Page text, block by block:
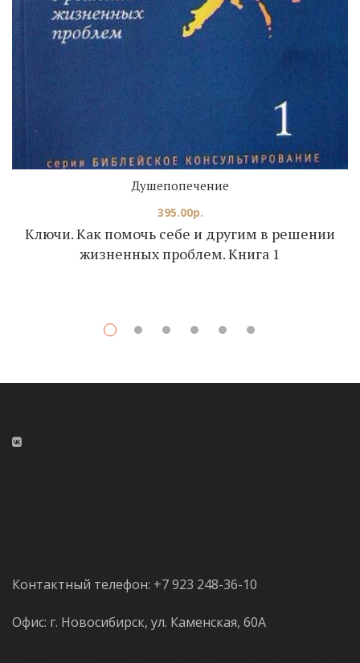
Ключи. Как помочь себе и другим в решении
жизненных проблем. Книга 1
Душепопечение
395.00р.
Контактный телефон: +7 923 248-36-10
Офис: г. Новосибирск, ул. Каменская, 60А